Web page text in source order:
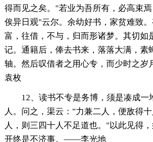
得而见之矣。"若业为吾所有，必高束
俟异日观"云尔。余幼好书，家贫难致
富，往借，不与，归而形诸梦。其切如
记。通籍后，俸去书来，落落大满，素
轴。然后叹借者之用心专，而少时之
袁枚
12、读书不专是务博，须是凑成
人。问之，渠云："力兼二人，便敌得
人，则三四十人不足道也。"以此见得
开终是不济事。——李光地